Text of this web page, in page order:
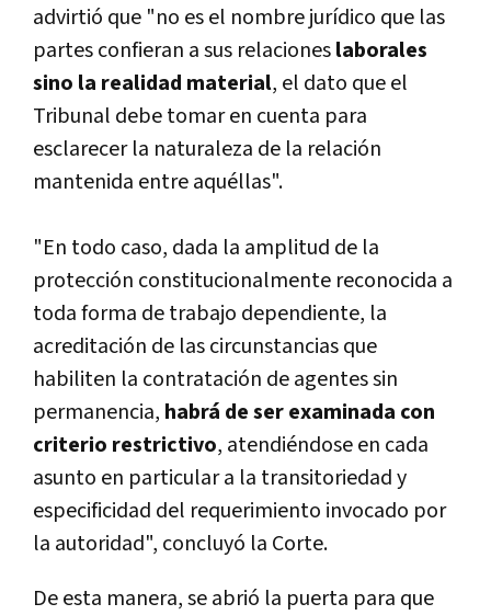
advirtió que "no es el nombre jurídico que las
partes confieran a sus relacioneslaborales
sino la realidad material, el dato que el
Tribunal debe tomar en cuenta para
esclarecer la naturaleza de la relación
mantenida entre aquéllas".
"En todo caso, dada la amplitud de la
protección constitucionalmente reconocida a
toda forma de trabajo dependiente, la
acreditación de las circunstancias que
habiliten la contratación de agentes sin
permanencia, habrá de ser examinada con
criterio restrictivo, atendiéndose en cada
asunto en particular a la transitoriedad y
especificidad del requerimiento invocado por
la autoridad", concluyó la Corte.
De esta manera, se abrió la puerta para que